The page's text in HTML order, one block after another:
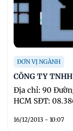
ĐƠN VỊ NGÀNH
CÔNG TY
Địa chỉ: 90
16/12/2013 - 10:07